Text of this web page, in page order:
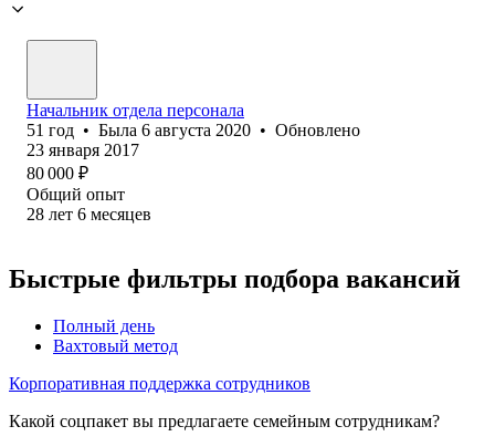
Начальник отдела персонала
51 год • Была 6 августа 2020 • Обновлено
23 января 2017
80 000 ₽
Общий опыт
28 лет 6 месяцев
Быстрые фильтры подбора вакансий
Полный день
Вахтовый метод
Корпоративная поддержка сотрудников
Какой соцпакет вы предлагаете семейным сотрудникам?